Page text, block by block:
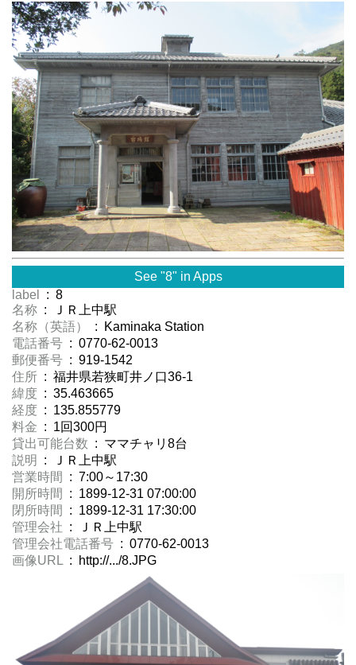
See "8" in Apps
label
: 8
名称 : ＪＲ上中駅
名称（英語）
: Kaminaka Station
電話番号 : 0770-62-0013
郵便番号 : 919-1542
住所 : 福井県若狭町井ノ口36-1
緯度 : 35.463665
経度 : 135.855779
料金 : 1回300円
貸出可能台数 : ママチャリ8台
説明
: ＪＲ上中駅
営業時間
: 7:00～17:30
開所時間
: 1899-12-31 07:00:00
閉所時間
: 1899-12-31 17:30:00
管理会社 : ＪＲ上中駅
管理会社電話番号 : 0770-62-0013
画像URL : http://.../8.JPG